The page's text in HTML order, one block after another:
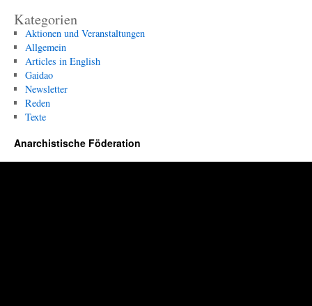
Kategorien
Aktionen und Veranstaltungen
Allgemein
Articles in English
Gaidao
Newsletter
Reden
Texte
Anarchistische Föderation